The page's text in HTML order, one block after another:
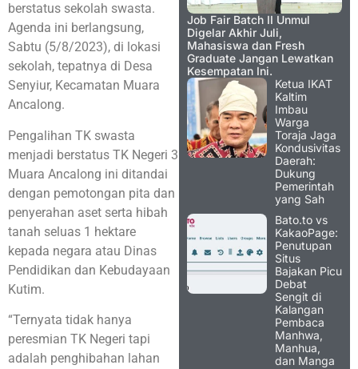
berstatus sekolah swasta.
Agenda ini berlangsung,
Sabtu (5/8/2023), di lokasi
sekolah, tepatnya di Desa
Senyiur, Kecamatan Muara
Ancalong.
Pengalihan TK swasta
menjadi berstatus TK Negeri 3
Muara Ancalong ini ditandai
dengan pemotongan pita dan
penyerahan aset serta hibah
tanah seluas 1 hektare
kepada negara atau Dinas
Pendidikan dan Kebudayaan
Kutim.
“Ternyata tidak hanya
peresmian TK Negeri tapi
adalah penghibahan lahan
Job Fair Batch II Unmul
Digelar Akhir Juli,
Mahasiswa dan Fresh
Graduate Jangan Lewatkan
Kesempatan Ini.
Ketua IKAT
Kaltim
Imbau
Warga
Toraja Jaga
Kondusivitas
Daerah:
Dukung
Pemerintah
yang Sah
Bato.to vs
KakaoPage:
Penutupan
Situs
Bajakan Picu
Debat
Sengit di
Kalangan
Pembaca
Manhwa,
Manhua,
dan Manga